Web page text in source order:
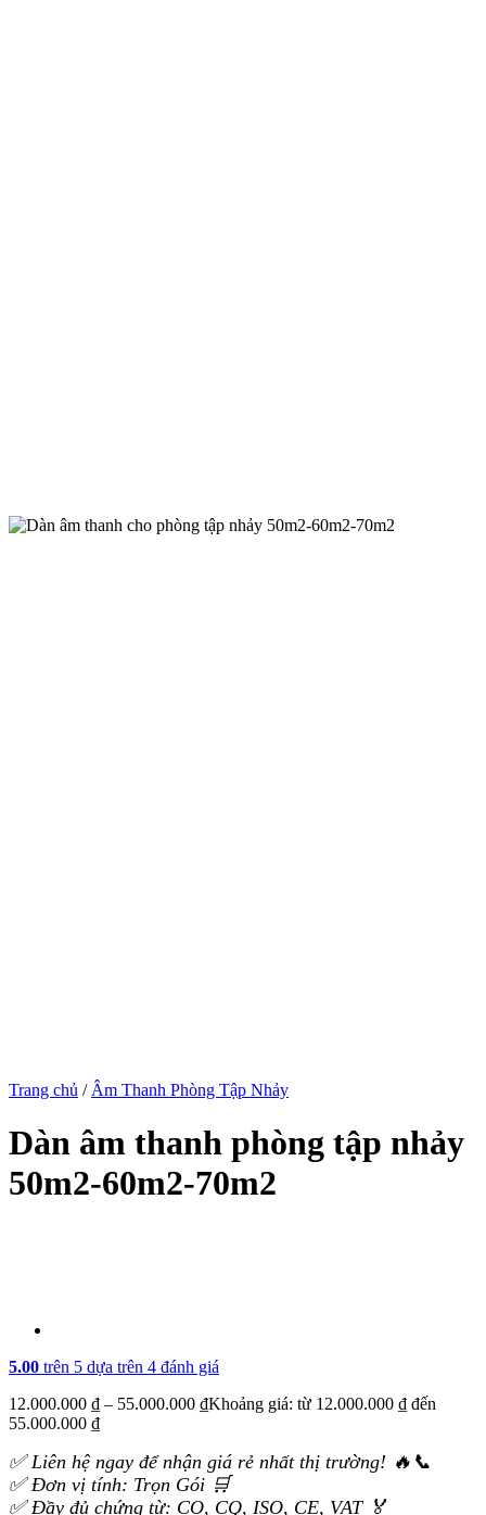
Trang chủ / Âm Thanh Phòng Tập Nhảy
Dàn âm thanh phòng tập nhảy
50m2-60m2-70m2
5.00 trên 5 dựa trên 4 đánh giá
12.000.000 ₫ – 55.000.000 ₫Khoảng giá: từ 12.000.000 ₫ đến
55.000.000 ₫
✅ Liên hệ ngay để nhận giá rẻ nhất thị trường! 🔥📞
✅ Đơn vị tính: Trọn Gói 🛒
✅ Đầy đủ chứng từ: CO, CQ, ISO, CE, VAT 🏅